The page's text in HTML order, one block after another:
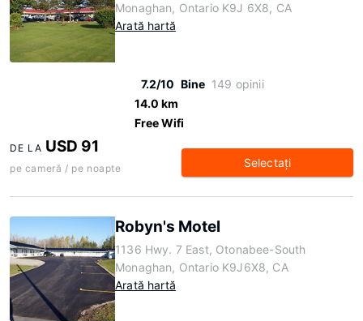
Monaghan, Ontario K9J 6X8, CA
Arată hartă
7.2/10 Bine 149 opinii
14.0 km
Free Wifi
DE LA USD 91
pe cameră / pe noapte Selectaţi
Robyn's Motel
1136 Hwy. 7 East, Otonabee-South
Monaghan, Ontario K9J6X8, CA
Arată hartă